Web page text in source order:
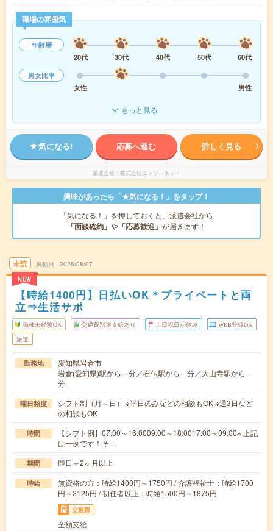
職場の雰囲気
年齢層
20代
30代 40代 50代
60代
男女比率
女性
男性
もっと見る
気になる! 応募へ進む 詳しく見る
派遣会社 株式会社ニッソーネット
興味があったら「★気になる！」をタップ！
「気になる！」を押しておくと、派遣会社から
「面談確約」 や 「応募歓迎」 が届きます！
未読
NEW
掲載日 2026/08/07
【時給1400円】日払いOK＊プライベートと両
立⇒生活サポ
職種未経験OK 交通費別途支給あり 土日祝日が休み WEB登録OK
派遣
勤務地
愛知県岩倉市
岩倉(愛知県)駅から---分／石仏駅から---分／大山寺駅から---
分
曜日頻度
シフト制（月～日） ※平日のみなどの相談もOK ※週3日など
の相談もOK
時間
【シフト例】07:00～16:0009:00～18:0017:00～09:00※ 上記
は一例です！そ…
期間 即日～2ヶ月以上
時給
無資格の方：時給1400円～1750円 / 介護福祉士：時給1700
円～2125円 / 初任者以上：時給1500円～1875円
交通費
全額支給